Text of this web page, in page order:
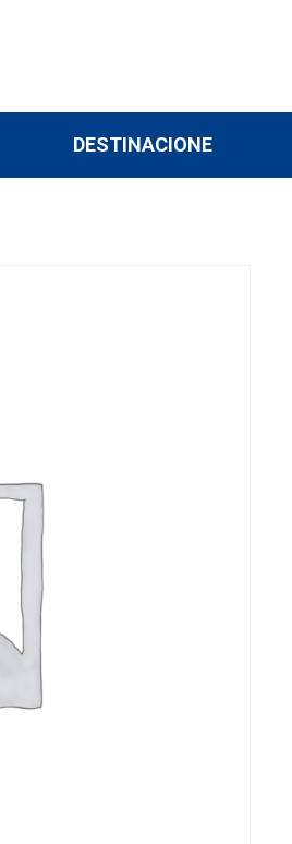
DESTINACIONE